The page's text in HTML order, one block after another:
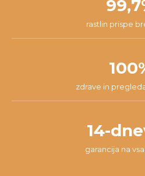
rastlin prispe
zdrave in
14-
garancija na